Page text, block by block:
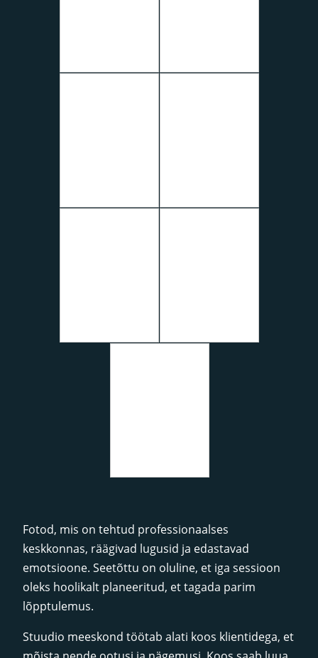
Fotod, mis on tehtud professionaalses
keskkonnas, räägivad lugusid ja edastavad
emotsioone. Seetõttu on oluline, et iga sessioon
oleks hoolikalt planeeritud, et tagada parim
lõpptulemus.
Stuudio meeskond töötab alati koos klientidega, et